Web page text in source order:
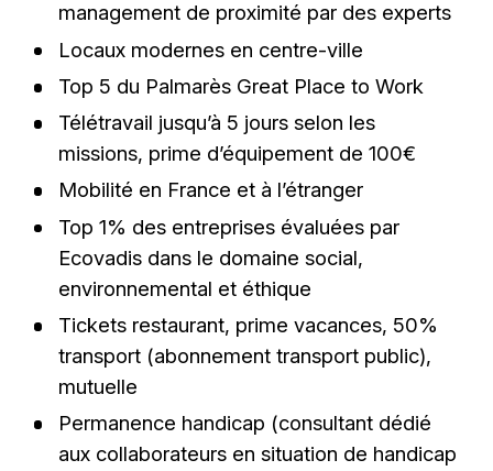
management de proximité par des experts
Locaux modernes en centre-ville
Top 5 du Palmarès Great Place to Work
Télétravail jusqu’à 5 jours selon les
missions, prime d’équipement de 100€
Mobilité en France et à l’étranger
Top 1% des entreprises évaluées par
Ecovadis dans le domaine social,
environnemental et éthique
Tickets restaurant, prime vacances, 50%
transport (abonnement transport public),
mutuelle
Permanence handicap (consultant dédié
aux collaborateurs en situation de handicap